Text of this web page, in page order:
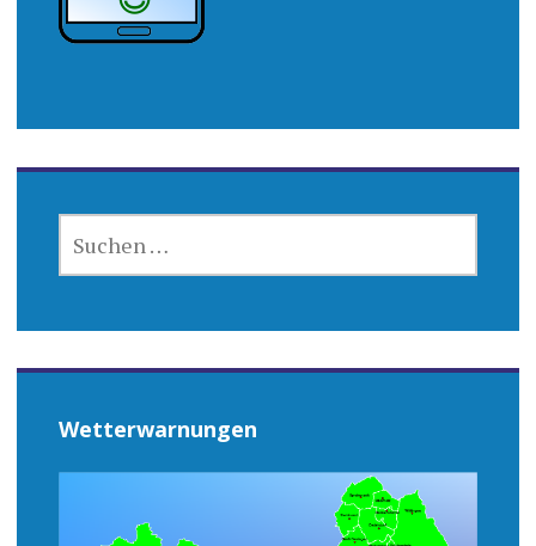
NACH:
Wetterwarnungen